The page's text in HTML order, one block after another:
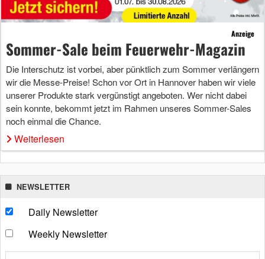
Anzeige
Sommer-Sale beim Feuerwehr-Magazin
Die Interschutz ist vorbei, aber pünktlich zum Sommer verlängern
wir die Messe-Preise! Schon vor Ort in Hannover haben wir viele
unserer Produkte stark vergünstigt angeboten. Wer nicht dabei
sein konnte, bekommt jetzt im Rahmen unseres Sommer-Sales
noch einmal die Chance.
Weiterlesen
NEWSLETTER
Daily Newsletter
Weekly Newsletter